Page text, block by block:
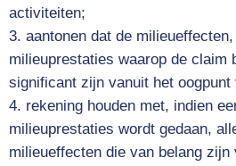
activiteiten;
aantonen dat de
milieuprestaties waarop de claim
significant zijn vanuit het
rekening houden met, indien
milieuprestaties wordt gedaan,
milieueffecten die van belang zijn